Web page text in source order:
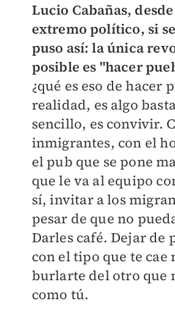
Lucio Cabañas,
extremo político, si
puso así: la única
posible es "hacer
¿qué es eso de hacer
realidad, es algo
sencillo, es convivir.
inmigrantes, con el
el pub que se pone
que le va al equipo
sí, invitar a los
pesar de que no
Darles café. Dejar de
con el tipo que te cae
burlarte del otro que
como tú.